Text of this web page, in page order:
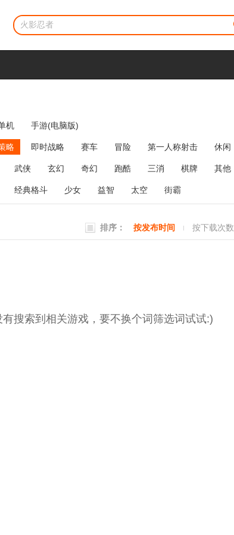
机 手游(电脑版)
略 即时战略 赛车 冒险 第一人称射击 休闲
牌类
麻将 网络游戏 弹幕射击 策略塔防
武侠 玄幻 奇幻 跑酷 三消 棋牌 其他
经典格斗 少女 益智 太空 街霸
排序： 按发布时间 按下载次数
搜索到相关游戏，要不换个词筛选词试试:)